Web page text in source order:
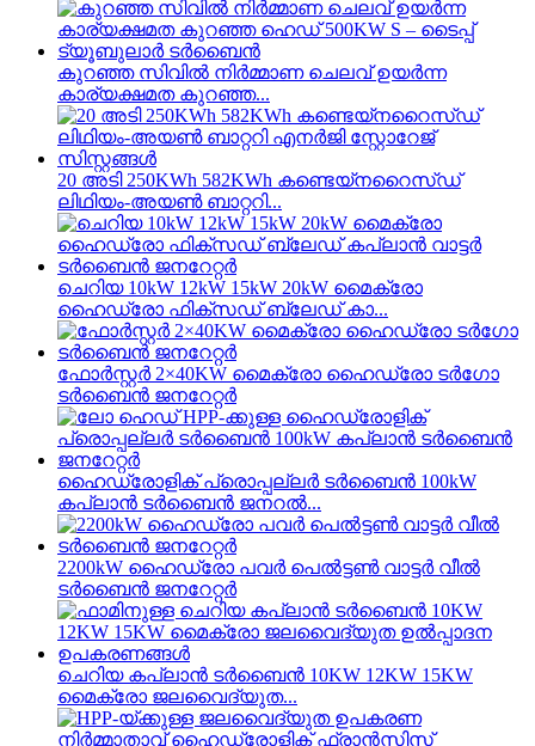
കുറഞ്ഞ സിവിൽ നിർമ്മാണ ചെലവ് ഉയർന്ന
കാര്യക്ഷമത കുറഞ്ഞ...
20 അടി 250KWh 582KWh കണ്ടെയ്നറൈസ്ഡ്
ലിഥിയം-അയൺ ബാറ്ററി...
ചെറിയ 10kW 12kW 15kW 20kW മൈക്രോ
ഹൈഡ്രോ ഫിക്സഡ് ബ്ലേഡ് കാ...
ഫോർസ്റ്റർ 2×40KW മൈക്രോ ഹൈഡ്രോ ടർഗോ
ടർബൈൻ ജനറേറ്റർ
ഹൈഡ്രോളിക് പ്രൊപ്പല്ലർ ടർബൈൻ 100kW
കപ്ലാൻ ടർബൈൻ ജനറൽ...
2200kW ഹൈഡ്രോ പവർ പെൽട്ടൺ വാട്ടർ വീൽ
ടർബൈൻ ജനറേറ്റർ
ചെറിയ കപ്ലാൻ ടർബൈൻ 10KW 12KW 15KW
മൈക്രോ ജലവൈദ്യുത...